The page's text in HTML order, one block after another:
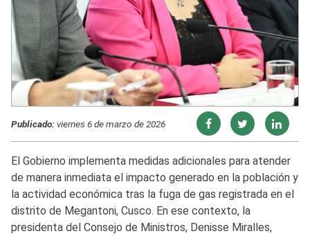
Publicado:viernes 6 de marzo de 2026
El Gobierno implementa medidas adicionales para atender
de manera inmediata el impacto generado en la población y
la actividad económica tras la fuga de gas registrada en el
distrito de Megantoni, Cusco. En ese contexto, la
presidenta del Consejo de Ministros, Denisse Miralles,